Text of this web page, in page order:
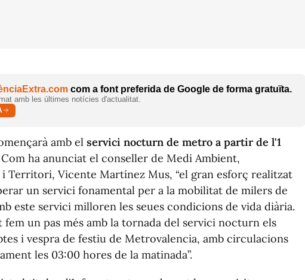
com a font preferida de Google de forma gratuïta.
amb les últimes notícies d'actualitat.
amb el servici nocturn de metro a partir de l'1
Com ha anunciat el conseller de Medi Ambient,
Territori, Vicente Martínez Mus, “el gran esforç realitzat
un servici fonamental per a la mobilitat de milers de
este servici milloren les seues condicions de vida diària.
fem un pas més amb la tornada del servici nocturn els
i vespra de festiu de Metrovalencia, amb circulacions
les 03:00 hores de la matinada”.